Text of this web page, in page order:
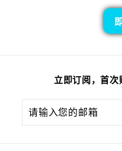
立即订阅，首
请
输
您